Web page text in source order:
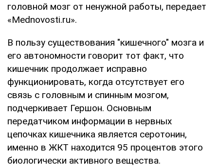
головной мозг от ненужной работы, передает
«Mednovosti.ru».
В пользу существования "кишечного" мозга и
его автономности говорит тот факт, что
кишечник продолжает исправно
функционировать, когда отсутствует его
связь с головным и спинным мозгом,
подчеркивает Гершон. Основным
передатчиком информации в нервных
цепочках кишечника является серотонин,
именно в ЖКТ находится 95 процентов этого
биологически активного вещества.